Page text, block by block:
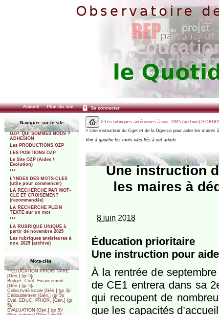
Accueil Plan du site Se connecter
Naviguer sur le site
OZP. QUI SOMMES NOUS ?
ADHESION
Les PRODUCTIONS OZP
LES POSITIONS OZP
Le Site OZP (Aides /
Evolution)
***
L’INDEX DES MOTS-CLES
(utile pour commencer)
LA RECHERCHE PAR MOT-
CLE ET CROISEMENT
(recommandée)
LA RECHERCHE PLEIN
TEXTE sur un mot
***
LA RUBRIQUE UNIQUE à
partir de novembre 2025
Les rubriques antérieures à
nov. 2025 (archive)
Mots-clés
**EDUCATION PRIORITAIRE
[Gén.] (gr 5)/
Budget, Coût, Financement
[Gén.] (gr 5)/
Collectivité locale [Gén.] (gr 3)/
Dédoublement [Gén.] (gr 5)/
Eval. EDUC. PRIOR. [Gén.] (gr
5)/
EVALUATION [Gén.] (gr 5)/
> Les rubriques antérieures à nov. 2025 (archive)>
> Une instruction du Cget et de la Dgesco pour aider les maires
Voir à gauche les mots-clés liés à cet article
Une instruction
les maires à
8 juin 2018
Éducation prioritaire
Une instruction pour
À la rentrée de
de CE1 entrera dans sa
qui recoupent de
que les capacités